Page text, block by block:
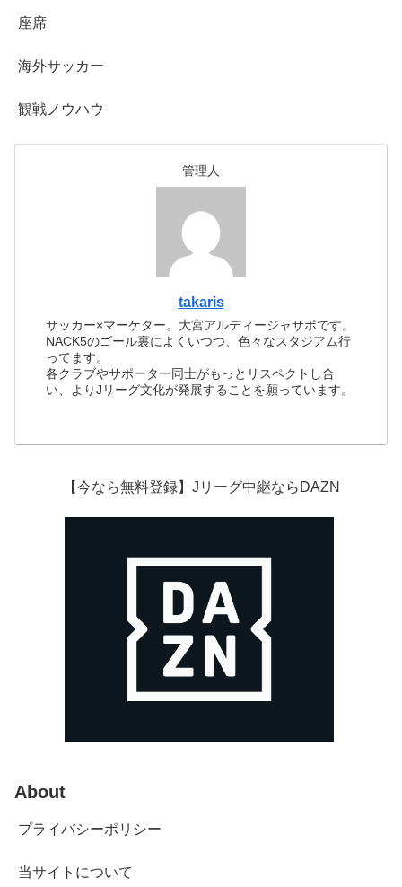
座席
海外サッカー
観戦ノウハウ
管理人
takaris
サッカー×マーケター。大宮アルディージャサポです。
NACK5のゴール裏によくいつつ、色々なスタジアム行
ってます。
各クラブやサポーター同士がもっとリスペクトし合
い、よりJリーグ文化が発展することを願っています。
【今なら無料登録】Jリーグ中継ならDAZN
About
プライバシーポリシー
当サイトについて